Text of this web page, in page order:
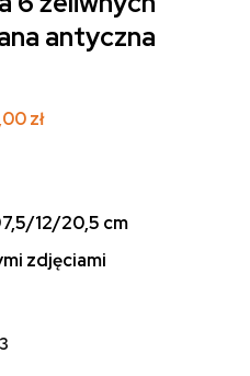
antyczna
zł
12/20,5 cm
zdjęciami